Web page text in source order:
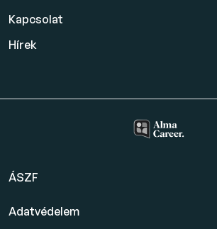
Kapcsolat
Hírek
ÁSZF
Adatvédelem